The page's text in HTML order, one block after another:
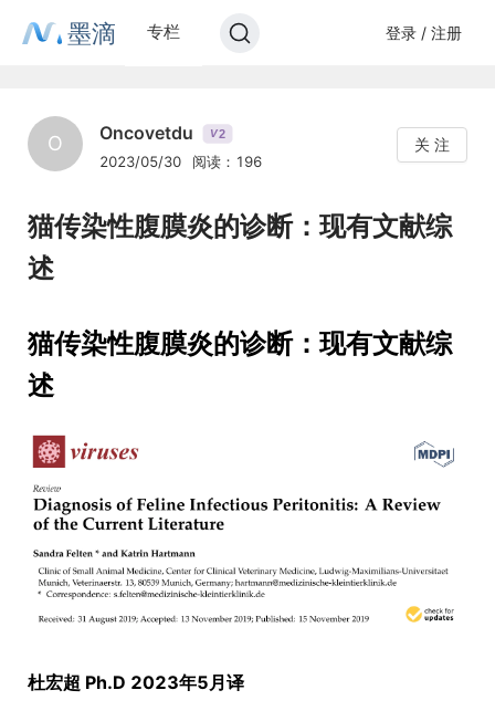
墨滴 专栏 登录 / 注册
O Oncovetdu V2
2023/05/30 阅读：196
关 注
猫传染性腹膜炎的诊断：现有文献综
述
猫传染性腹膜炎的诊断：现有文献综
述
杜宏超 Ph.D 2023年5月译